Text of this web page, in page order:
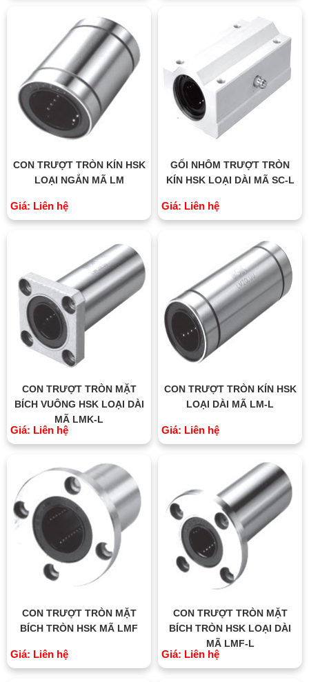
CON TRƯỢT TRÒN KÍN HSK
LOẠI NGẮN MÃ LM
Giá: Liên hệ
GỐI NHÔM TRƯỢT TRÒN
KÍN HSK LOẠI DÀI MÃ SC-L
Giá: Liên hệ
CON TRƯỢT TRÒN MẶT
BÍCH VUÔNG HSK LOẠI DÀI
MÃ LMK-L
Giá: Liên hệ
CON TRƯỢT TRÒN KÍN HSK
LOẠI DÀI MÃ LM-L
Giá: Liên hệ
CON TRƯỢT TRÒN MẶT
BÍCH TRÒN HSK MÃ LMF
Giá: Liên hệ
CON TRƯỢT TRÒN MẶT
BÍCH TRÒN HSK LOẠI DÀI
MÃ LMF-L
Giá: Liên hệ